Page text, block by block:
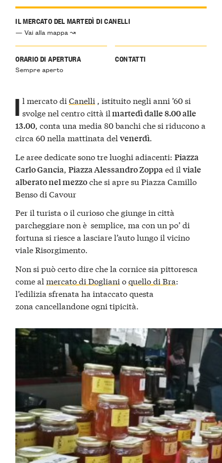
IL MERCATO DEL MARTEDÌ DI CANELLI
— Vai alla mappa ↝
ORARIO DI APERTURA
Sempre aperto
CONTATTI
I l mercato diCanelli , istituito negli anni ’60 si
svolge nel centro città ilmartedì dalle 8.00 alle
13.00, conta una media 80 banchi che si riducono a
circa 60 nella mattinata delvenerdì.
Le aree dedicate sono tre luoghi adiacenti:Piazza
Carlo Gancia ,Piazza Alessandro Zoppa ed ilviale
alberato nel mezzoche si apre su Piazza Camillo
Benso di Cavour
Per il turista o il curioso che giunge in città
parcheggiare non è semplice, ma con un po’ di
fortuna si riesce a lasciare l’auto lungo il vicino
viale Risorgimento.
Non si può certo dire che la cornice sia pittoresca
come almercato di Dogliani oquello di Bra:
l’edilizia sfrenata ha intaccato questa
zona cancellandone ogni tipicità.